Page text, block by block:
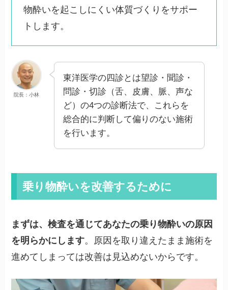
物酔いを起こしにくい体質づくりをサポー
トします。
院長：小林
東洋医学の四診とは望診・聞診・
問診・切診（舌、皮膚、脈、声な
ど）の4つの診断法で、これらを
総合的に判断して偏りのない施術
を行います。
乗り物酔いを改善するために
まずは、検査を通じてあなたの乗り物酔いの原因
を明らかにします。原因を取り違えたまま施術を
進めてしまっては改善は見込めないからです。